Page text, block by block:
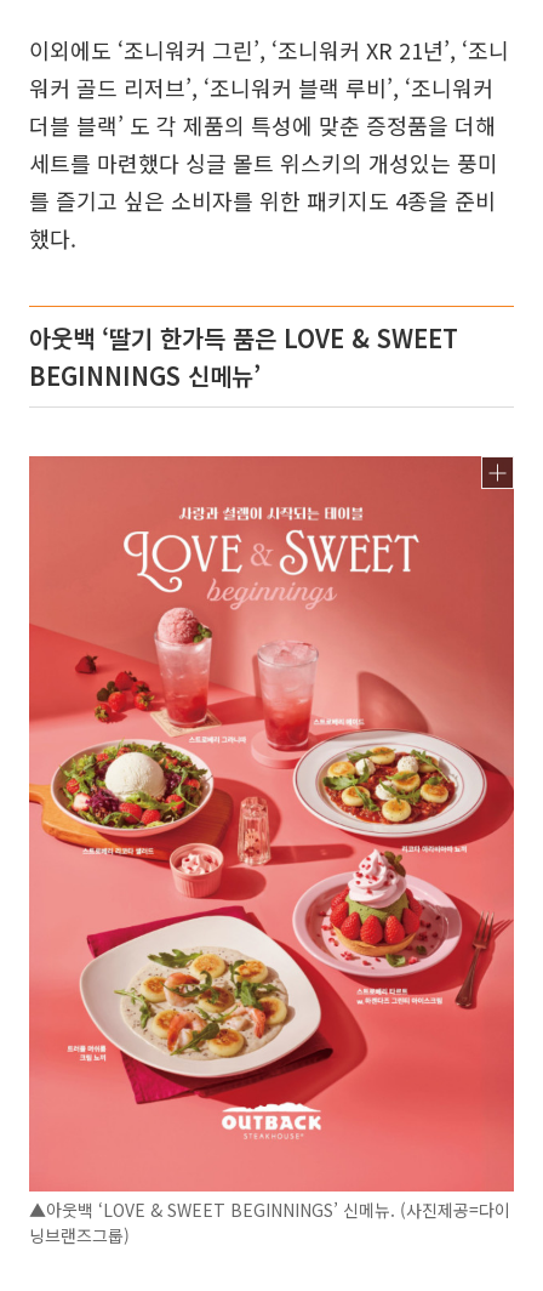
이외에도 ‘조니워커 그린’, ‘조니워커 XR 21년’, ‘조니
워커 골드 리저브’, ‘조니워커 블랙 루비’, ‘조니워커
더블 블랙’ 도 각 제품의 특성에 맞춘 증정품을 더해
세트를 마련했다 싱글 몰트 위스키의 개성있는 풍미
를 즐기고 싶은 소비자를 위한 패키지도 4종을 준비
했다.
아웃백 ‘딸기 한가득 품은 LOVE & SWEET
BEGINNINGS 신메뉴’
▲아웃백 ‘LOVE & SWEET BEGINNINGS’ 신메뉴. (사진제공=다이
닝브랜즈그룹)